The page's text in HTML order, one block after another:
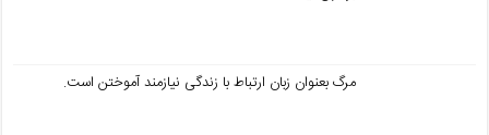
مرگ بعنوان زبان ارتباط با زندگی نیازمند آموختن است.